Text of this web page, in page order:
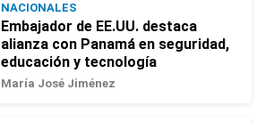
NACIONALES
Embajador de EE.UU. destaca
alianza con Panamá en seguridad,
educación y tecnología
María José Jiménez